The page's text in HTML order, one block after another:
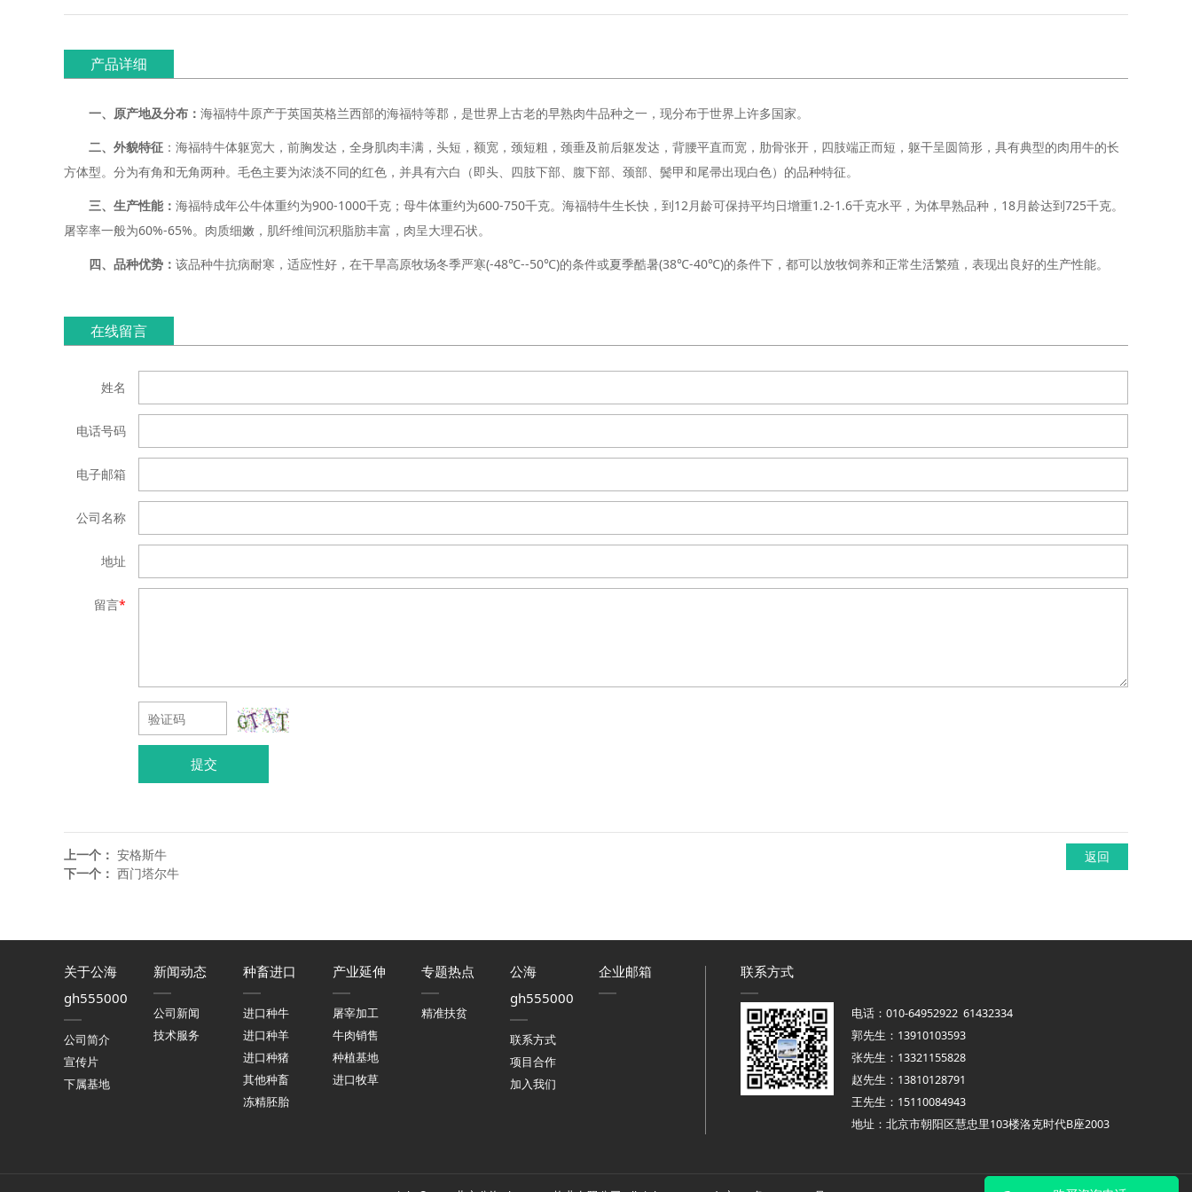
产品详细
一、原产地及分布： 海福特牛原产于英国英格兰西部的海福特等郡，是世界上古老的早熟肉牛品种之一，现分布于世界上许多国家。
二、外貌特征 ：海福特牛体躯宽大，前胸发达，全身肌肉丰满，头短，额宽，颈短粗，颈垂及前后躯发达，背腰平直而宽，肋骨张开，四肢端正而短，躯干呈圆筒形，具有典型的肉用牛的长
方体型。分为有角和无角两种。毛色主要为浓淡不同的红色，并具有六白（即头、四肢下部、腹下部、颈部、鬓甲和尾帚出现白色）的品种特征。
三、生产性能： 海福特成年公牛体重约为900-1000千克；母牛体重约为600-750千克。海福特牛生长快，到12月龄可保持平均日增重1.2-1.6千克水平，为体早熟品种，18月龄达到725千克。
屠宰率一般为60%-65%。肉质细嫩，肌纤维间沉积脂肪丰富，肉呈大理石状。
四、品种优势： 该品种牛抗病耐寒，适应性好，在干旱高原牧场冬季严寒(-48℃--50℃)的条件或夏季酷暑(38℃-40℃)的条件下，都可以放牧饲养和正常生活繁殖，表现出良好的生产性能。
在线留言
姓名
电话号码
电子邮箱
公司名称
地址
留言*
提交
上一个： 安格斯牛
下一个： 西门塔尔牛
返回
关于公海
gh555000
公司简介
宣传片
下属基地
新闻动态
公司新闻
技术服务
种畜进口
进口种牛
进口种羊
进口种猪
其他种畜
冻精胚胎
产业延伸
屠宰加工
牛肉销售
种植基地
进口牧草
专题热点
精准扶贫
公海
gh555000
联系方式
项目合作
加入我们
企业邮箱 联系方式
电话：010-64952922 61432334
郭先生：13910103593
张先生：13321155828
赵先生：13810128791
王先生：15110084943
地址：北京市朝阳区慧忠里103楼洛克时代B座2003